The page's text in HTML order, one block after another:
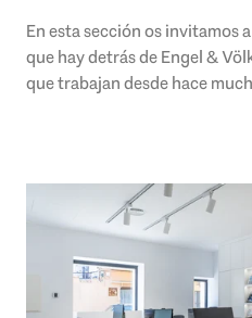
En esta sección os invitamos
que hay detrás de Engel &
que trabajan desde hace